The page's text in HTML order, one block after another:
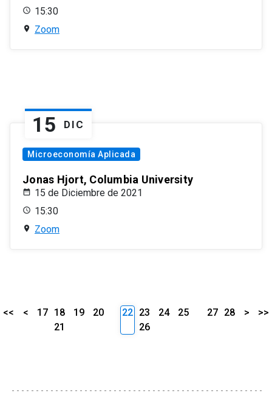
15:30
Zoom
15 DIC
Microeconomía Aplicada
Jonas Hjort, Columbia University
15 de Diciembre de 2021
15:30
Zoom
<< < 17 18 19
20
21
22 23 24
25
26
27 28 > >>